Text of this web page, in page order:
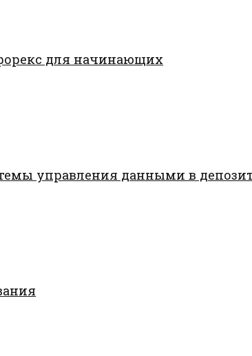
для начинающих
управления данными в